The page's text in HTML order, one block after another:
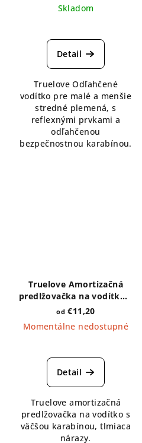
Skladom
Detail
Truelove Odľahčené
vodítko pre malé a menšie
stredné plemená, s
reflexnými prvkami a
odľahčenou
bezpečnostnou karabínou.
Truelove Amortizačná
predlžovačka na vodítko s
väčšou karabínou - rôzne
od €11,20
Momentálne nedostupné
Detail
Truelove amortizačná
predlžovačka na vodítko s
väčšou karabínou, tlmiaca
nárazy.